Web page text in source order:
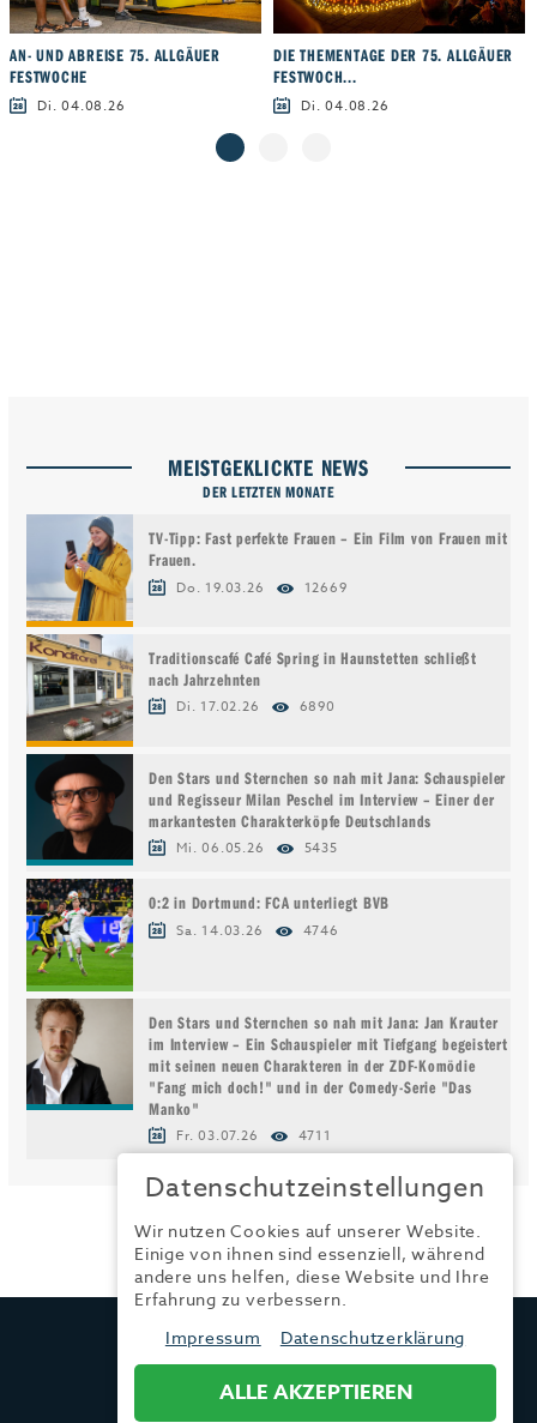
AN- UND ABREISE 75. ALLGÄUER
FESTWOCHE
Di. 04.08.26
DIE THEMENTAGE DER 75. ALLGÄUER
FESTWOCH...
Di. 04.08.26
MEISTGEKLICKTE NEWS
DER LETZTEN MONATE
TV-Tipp: Fast perfekte Frauen – Ein Film von Frauen mit
Frauen.
Do. 19.03.26 12669
Traditionscafé Café Spring in Haunstetten schließt
nach Jahrzehnten
Di. 17.02.26 6890
Den Stars und Sternchen so nah mit Jana: Schauspieler
und Regisseur Milan Peschel im Interview – Einer der
markantesten Charakterköpfe Deutschlands
Mi. 06.05.26 5435
0:2 in Dortmund: FCA unterliegt BVB
Sa. 14.03.26 4746
Den Stars und Sternchen so nah mit Jana: Jan Krauter
im Interview – Ein Schauspieler mit Tiefgang begeistert
mit seinen neuen Charakteren in der ZDF-Komödie
"Fang mich doch!" und in der Comedy-Serie "Das
Manko"
Fr. 03.07.26 4711
TRENDYONE
Datenschutzeinstellungen
Wir nutzen Cookies auf unserer Website.
Einige von ihnen sind essenziell, während
andere uns helfen, diese Website und Ihre
Erfahrung zu verbessern.
Impressum
Datenschutzerklärung
ALLE AKZEPTIEREN